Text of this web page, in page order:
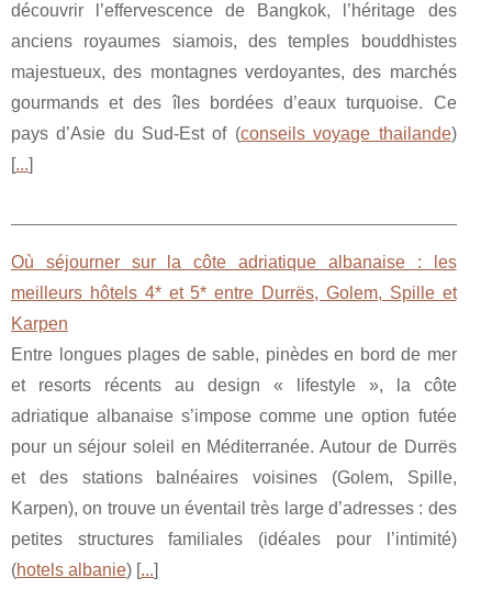
découvrir l’effervescence de Bangkok, l’héritage des
anciens royaumes siamois, des temples bouddhistes
majestueux, des montagnes verdoyantes, des marchés
gourmands et des îles bordées d’eaux turquoise. Ce
pays d’Asie du Sud-Est of (conseils voyage thailande)
[...]
Où séjourner sur la côte adriatique albanaise : les
meilleurs hôtels 4* et 5* entre Durrës, Golem, Spille et
Karpen
Entre longues plages de sable, pinèdes en bord de mer
et resorts récents au design « lifestyle », la côte
adriatique albanaise s’impose comme une option futée
pour un séjour soleil en Méditerranée. Autour de Durrës
et des stations balnéaires voisines (Golem, Spille,
Karpen), on trouve un éventail très large d’adresses : des
petites structures familiales (idéales pour l’intimité)
(hotels albanie) [...]